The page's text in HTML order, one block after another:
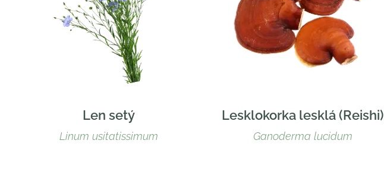
Len setý
Linum usitatissimum
Lesklokorka lesklá (Reishi)
Ganoderma lucidum